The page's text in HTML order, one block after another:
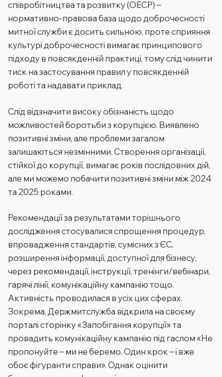
співробітництва та розвитку (ОЕСР) –
нормативно-правова база щодо доброчесності
митної служби є досить сильною, проте сприяння
культурі доброчесності вимагає принципового
підходу в повсякденній практиці, тому слід чинити
тиск на застосування правил у повсякденній
роботі та надавати приклад.
Слід відзначити високу обізнаність щодо
можливостей боротьби з корупцією. Виявлено
позитивні зміни, але проблеми загалом
залишаються незмінними. Створення організації,
стійкої до корупції, вимагає років послідовних дій,
але ми можемо побачити позитивні зміни між 2024
та 2025 роками.
Рекомендації за результатами торішнього
дослідження стосувалися спрощення процедур,
впровадження стандартів, сумісних з ЄС,
розширення інформації, доступної для бізнесу,
через рекомендації, інструкції, тренінги/вебінари,
гарячі лінії, комунікаційну кампанію тощо.
Активність проводилася в усіх цих сферах.
Зокрема, Держмитслужба відкрила на своєму
порталі сторінку «Запобігання корупції» та
провадить комунікаційну кампанію під гаслом «Не
пропонуйте – ми не беремо. Один крок – і вже
обоє фігуранти справи». Однак оцінити